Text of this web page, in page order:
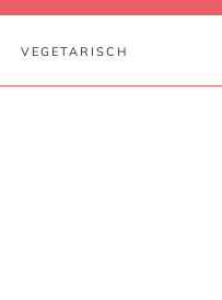
VEGETARISCH